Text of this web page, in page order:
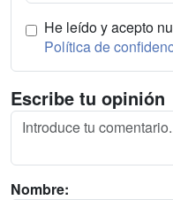
He leído y acepto
Política de
Escribe tu opinión
Nombre: